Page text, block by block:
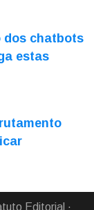
dos chatbots
estas
Editorial